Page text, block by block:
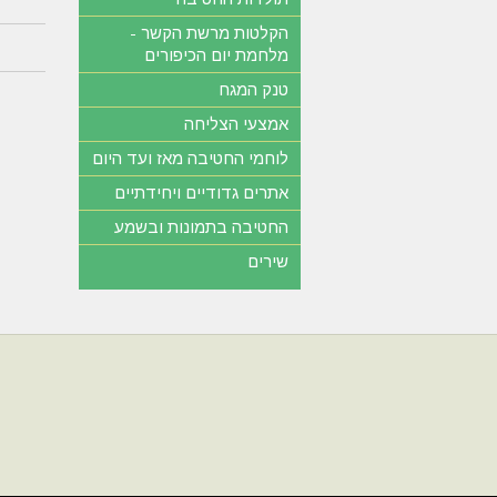
הקלטות מרשת הקשר -
מלחמת יום הכיפורים
טנק המגח
אמצעי הצליחה
לוחמי החטיבה מאז ועד היום
אתרים גדודיים ויחידתיים
החטיבה בתמונות ובשמע
שירים